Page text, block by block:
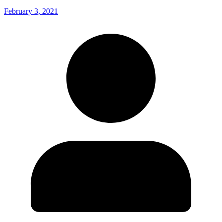
February 3, 2021